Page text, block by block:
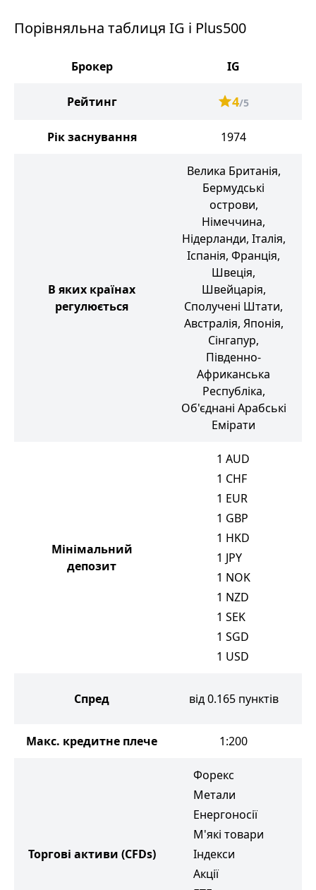
Порівняльна таблиця IG і Plus500
Брокер IG
Рейтинг 4/5
Рік заснування 1974
В яких країнах
регулюється
Велика Британія,
Бермудські
острови,
Німеччина,
Нідерланди, Італія,
Іспанія, Франція,
Швеція,
Швейцарія,
Сполучені Штати,
Австралія, Японія,
Сінгапур,
Південно-
Африканська
Республіка,
Об'єднані Арабські
Емірати
Мінімальний
депозит
1 AUD
1 CHF
1 EUR
1 GBP
1 HKD
1 JPY
1 NOK
1 NZD
1 SEK
1 SGD
1 USD
Спред від 0.165 пунктів
Макс. кредитне плече 1:200
Торгові активи (CFDs)
Форекс
Метали
Енергоносії
М'які товари
Індекси
Акції